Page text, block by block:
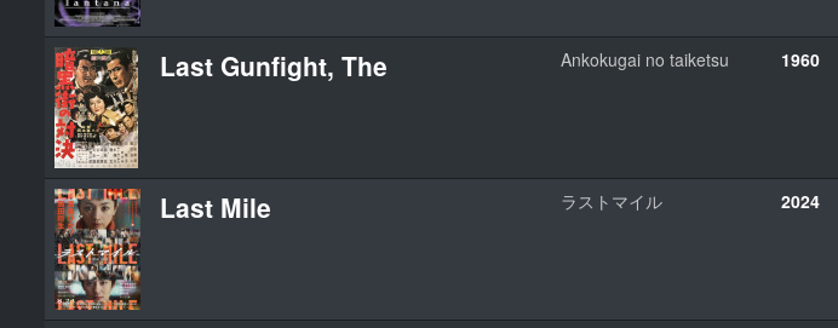
Last Gunfight, The Ankokugai no taiketsu 1960
Last Mile ラストマイル 2024